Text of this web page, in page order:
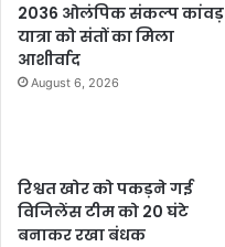
2036 ओलंपिक संकल्प कांवड़
यात्रा को संतों का मिला
आशीर्वाद
August 6, 2026
रिश्वत खोर को पकड़ने गई
विजिलेंस टीम को 20 घंटे
बनाकर रखा बंधक